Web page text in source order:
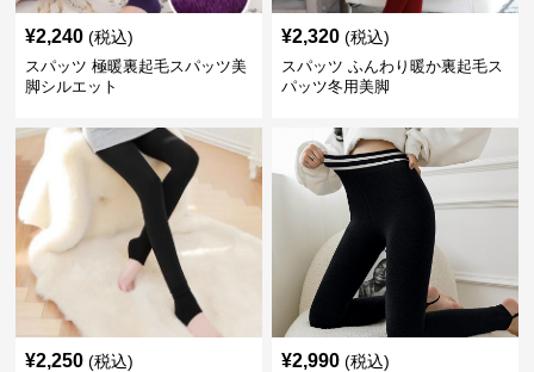
¥2,240 (税込)
スパッツ 極暖裏起毛スパッツ美
脚シルエット
¥2,320 (税込)
スパッツ ふんわり暖か裏起毛ス
パッツ冬用美脚
¥2,250 (税込) ¥2,990 (税込)